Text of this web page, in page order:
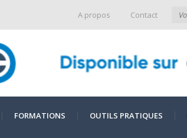
A propos Contact
FORMATIONS OUTILS PRATIQUES